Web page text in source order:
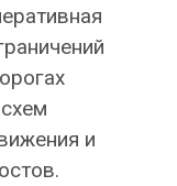
и